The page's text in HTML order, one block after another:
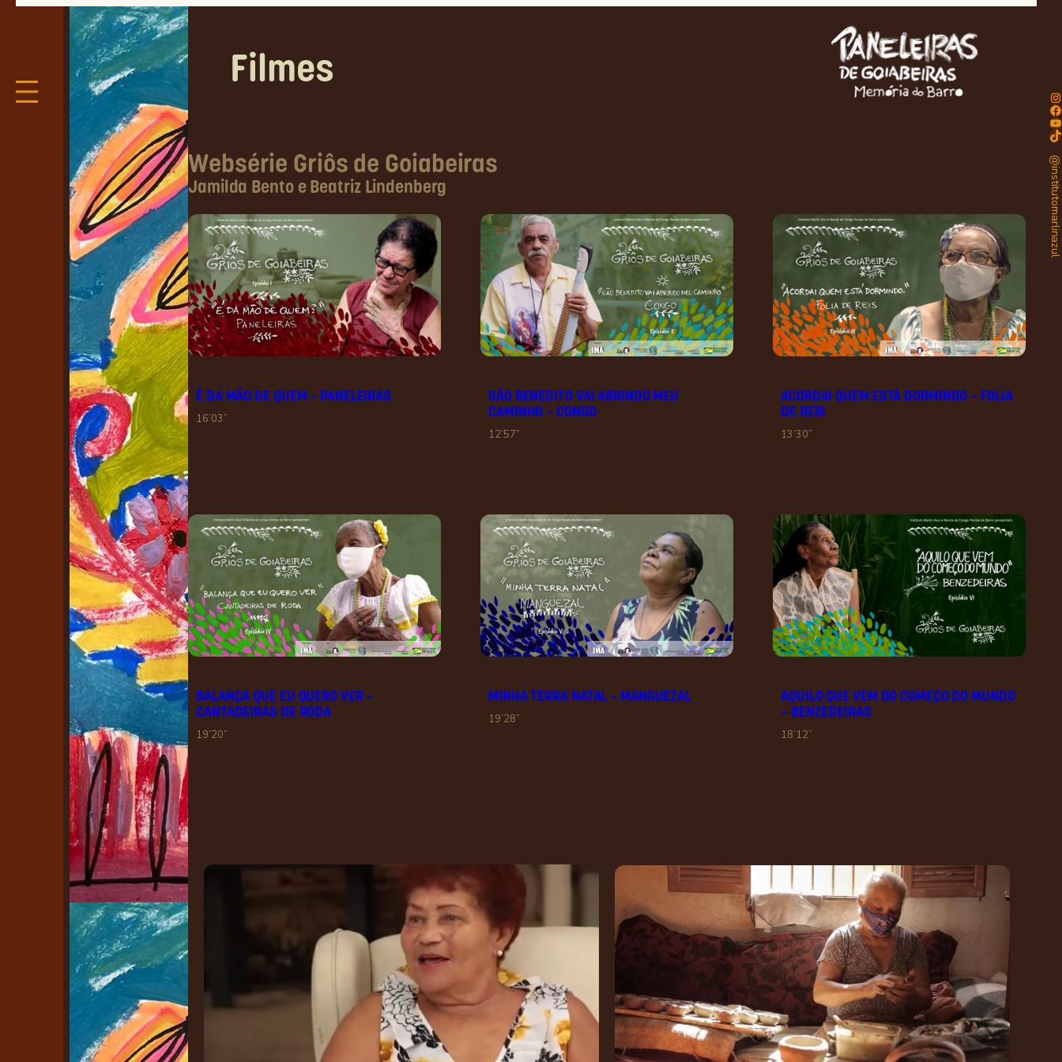
Filmes
Websérie Griôs de Goiabeiras
Jamilda Bento e Beatriz Lindenberg
É DA MÃO DE QUEM – PANELEIRAS
16’03”
SÃO BENEDITO VAI ABRINDO MEU
CAMINHO – CONGO
12’57”
ACORDAI QUEM ESTÁ DORMINDO – FOLIA
DE REIS
13’30”
BALANÇA QUE EU QUERO VER –
CANTADEIRAS DE RODA
19’20”
MINHA TERRA NATAL – MANGUEZAL
19’28”
AQUILO QUE VEM DO COMEÇO DO MUNDO
– BENZEDEIRAS
18’12”
Instagram
Facebook
Youtube
TikTok
@institutomarlinazul